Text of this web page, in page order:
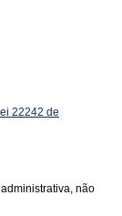
22242 de
não